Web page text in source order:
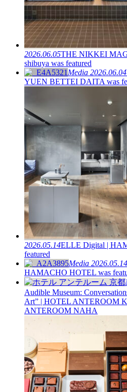
2026.06.05THE NIKKEI
shibuya was featured
Media 2026.06.04
YUEN BETTEI DAITA was
2026.05.14ELLE Digital |
featured
Media 2026.05.14
HAMACHO HOTEL was
Audible Museum:
Art” | HOTEL ANTEROOM
ANTEROOM NAHA